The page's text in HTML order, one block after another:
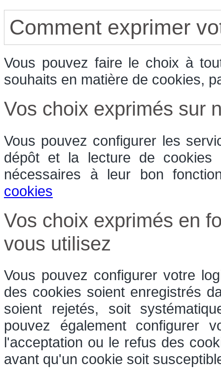
Comment exprimer
Vous pouvez faire le choix à
souhaits en matière de cookies,
Vos choix exprimés sur
Vous pouvez configurer les
dépôt et la lecture de cookies
nécessaires à leur bon
cookies
Vos choix exprimés en
vous utilisez
Vous pouvez configurer votre
des cookies soient enregistrés
soient rejetés, soit
pouvez également configurer
l'acceptation ou le refus des
avant qu'un cookie soit